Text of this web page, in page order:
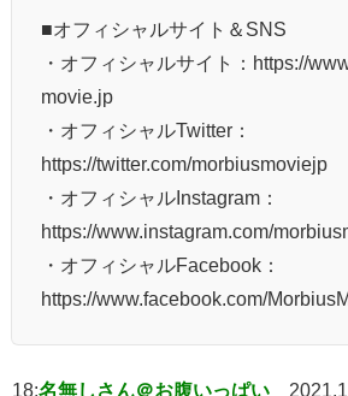
■オフィシャルサイト＆SNS
・オフィシャルサイト：https://
movie.jp
・オフィシャルTwitter：
https://twitter.com/morbiusmoviejp
・オフィシャルInstagram：
https://www.instagram.com/
・オフィシャルFacebook：
https://www.facebook.com/
18:名無しさん＠お腹いっぱい